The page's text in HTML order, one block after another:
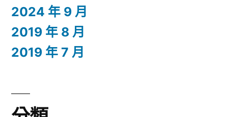
2024 年 9 月
2019 年 8 月
2019 年 7 月